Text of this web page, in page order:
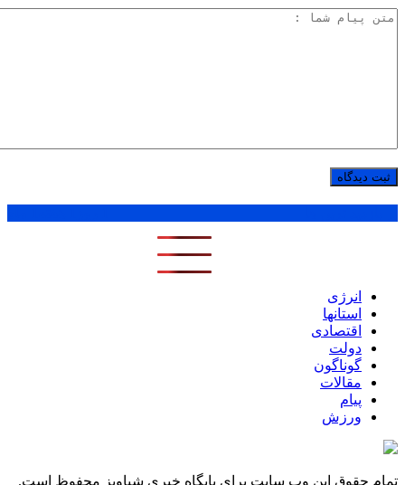
انرژی
استانها
اقتصادی
دولت
گوناگون
مقالات
پیام
ورزش
تمام حقوق این وب سایت برای پایگاه خبری شباویز محفوظ است.